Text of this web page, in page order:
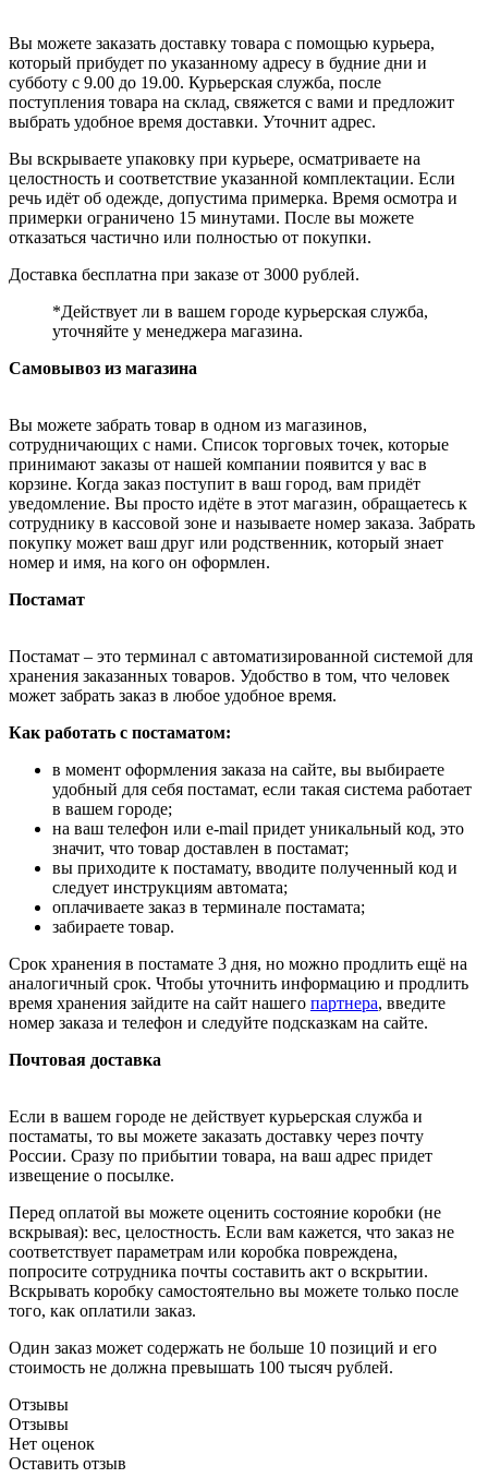
Вы можете заказать доставку товара с помощью курьера,
который прибудет по указанному адресу в будние дни и
субботу с 9.00 до 19.00. Курьерская служба, после
поступления товара на склад, свяжется с вами и предложит
выбрать удобное время доставки. Уточнит адрес.
Вы вскрываете упаковку при курьере, осматриваете на
целостность и соответствие указанной комплектации. Если
речь идёт об одежде, допустима примерка. Время осмотра и
примерки ограничено 15 минутами. После вы можете
отказаться частично или полностью от покупки.
Доставка бесплатна при заказе от 3000 рублей.
*Действует ли в вашем городе курьерская служба,
уточняйте у менеджера магазина.
Самовывоз из магазина
Вы можете забрать товар в одном из магазинов,
сотрудничающих с нами. Список торговых точек, которые
принимают заказы от нашей компании появится у вас в
корзине. Когда заказ поступит в ваш город, вам придёт
уведомление. Вы просто идёте в этот магазин, обращаетесь к
сотруднику в кассовой зоне и называете номер заказа. Забрать
покупку может ваш друг или родственник, который знает
номер и имя, на кого он оформлен.
Постамат
Постамат – это терминал с автоматизированной системой для
хранения заказанных товаров. Удобство в том, что человек
может забрать заказ в любое удобное время.
Как работать с постаматом:
в момент оформления заказа на сайте, вы выбираете
удобный для себя постамат, если такая система работает
в вашем городе;
на ваш телефон или e-mail придет уникальный код, это
значит, что товар доставлен в постамат;
вы приходите к постамату, вводите полученный код и
следует инструкциям автомата;
оплачиваете заказ в терминале постамата;
забираете товар.
Срок хранения в постамате 3 дня, но можно продлить ещё на
аналогичный срок. Чтобы уточнить информацию и продлить
время хранения зайдите на сайт нашего партнера, введите
номер заказа и телефон и следуйте подсказкам на сайте.
Почтовая доставка
Если в вашем городе не действует курьерская служба и
постаматы, то вы можете заказать доставку через почту
России. Сразу по прибытии товара, на ваш адрес придет
извещение о посылке.
Перед оплатой вы можете оценить состояние коробки (не
вскрывая): вес, целостность. Если вам кажется, что заказ не
соответствует параметрам или коробка повреждена,
попросите сотрудника почты составить акт о вскрытии.
Вскрывать коробку самостоятельно вы можете только после
того, как оплатили заказ.
Один заказ может содержать не больше 10 позиций и его
стоимость не должна превышать 100 тысяч рублей.
Отзывы
Отзывы
Нет оценок
Оставить отзыв